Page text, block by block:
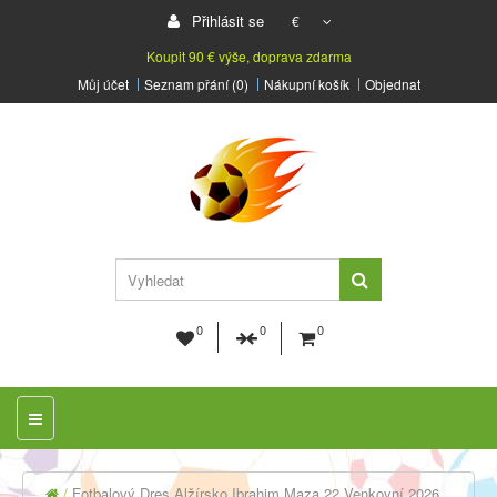
Přihlásit se
€
Koupit 90 € výše, doprava zdarma
Můj účet
Seznam přání (0) Nákupní košík Objednat
0 0 0